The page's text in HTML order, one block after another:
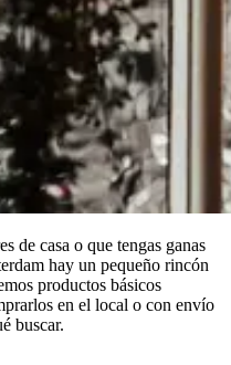
de casa o que tengas ganas
hay un pequeño rincón
productos básicos
en el local o con envío
buscar.